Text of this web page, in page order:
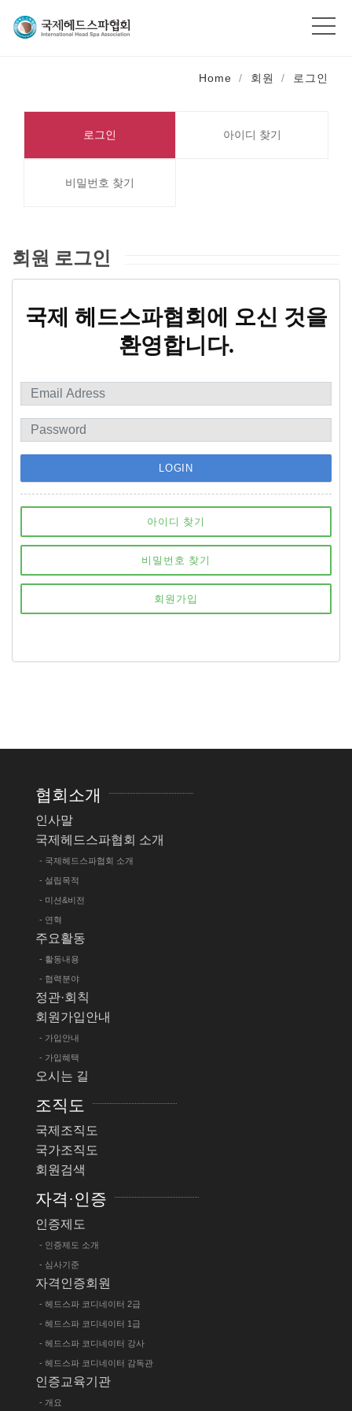
Home 회원 로그인
로그인 아이디 찾기
비밀번호 찾기
회원 로그인
국제 헤드스파협회에 오신 것을
환영합니다.
LOGIN
아이디 찾기
비밀번호 찾기
회원가입
협회소개
인사말
국제헤드스파협회 소개
- 국제헤드스파협회 소개
- 설립목적
- 미션&비전
- 연혁
주요활동
- 활동내용
- 협력분야
정관·회칙
회원가입안내
- 가입안내
- 가입혜택
오시는 길
조직도
국제조직도
국가조직도
회원검색
자격·인증
인증제도
- 인증제도 소개
- 심사기준
자격인증회원
- 헤드스파 코디네이터 2급
- 헤드스파 코디네이터 1급
- 헤드스파 코디네이터 강사
- 헤드스파 코디네이터 감독관
인증교육기관
- 개요